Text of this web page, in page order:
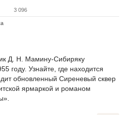
3 096
Д. Н. Мамину-Сибиряку
году. Узнайте, где находится
обновленный Сиреневый сквер
ярмаркой и романом